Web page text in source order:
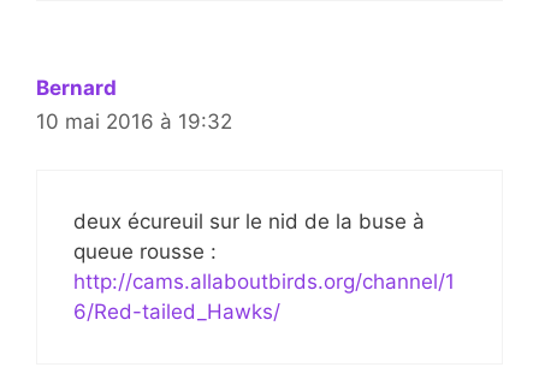
Bernard
10 mai 2016 à 19:32
deux écureuil sur le nid de la buse à
queue rousse :
http://cams.allaboutbirds.org/channel/1
6/Red-tailed_Hawks/